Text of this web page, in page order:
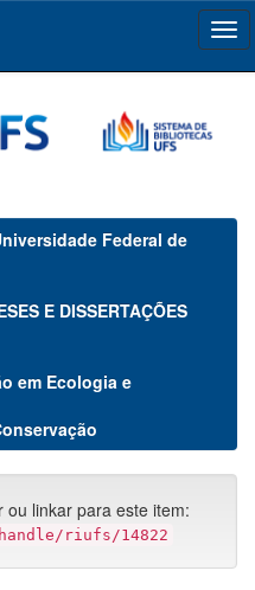
Federal de
E DISSERTAÇÕES
em Ecologia e
ou linkar para este item:
riufs/14822